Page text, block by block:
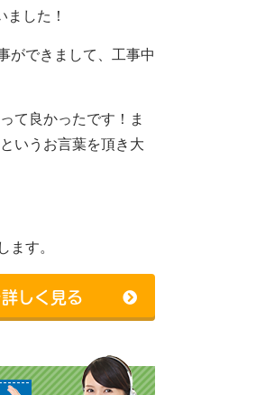
した！
ができまして、工事中
て良かったです！ま
いうお言葉を頂き大
ます。
しく見る